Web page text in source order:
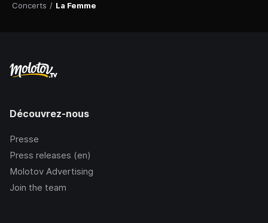
Concerts / La Femme
Découvrez-nous
Presse
Press releases (en)
Molotov Advertising
Join the team